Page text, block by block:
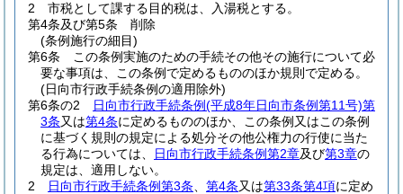
2
市税として課する目的税は、入湯税とする。
第4条及び第5条
削除
(条例施行の細目)
第6条
この条例実施のための手続その他その施行について必
要な事項は、この条例で定めるもののほか規則で定める。
(日向市行政手続条例の適用除外)
第6条の2
日向市行政手続条例(平成8年日向市条例第11号)第
3条又は第4条に定めるもののほか、この条例又はこの条例
に基づく規則の規定による処分その他公権力の行使に当た
る行為については、
日向市行政手続条例第2章及び第3章の
規定は、適用しない。
2
日向市行政手続条例第3条 第4条又は第33条第4項に定め